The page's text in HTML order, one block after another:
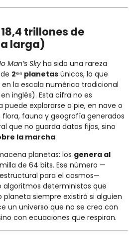
trillones de
larga)
Man’s Sky ha sido una rareza
2⁶⁴ planetas únicos, lo que
en la escala numérica tradicional
en inglés). Esta cifra no es
explorarse a pie, en nave o
fauna y geografía generados
que no guarda datos fijos, sino
la marcha.
planetas: los genera al
de 64 bits. Ese número —
para el cosmos—
deterministas que
siempre existirá si alguien
un universo que no se crea con
con ecuaciones que respiran.